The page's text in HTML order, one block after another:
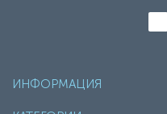
ИНФОРМАЦИЯ